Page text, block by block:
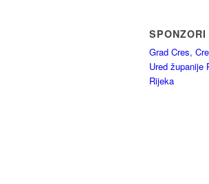
SPONZORI
Grad Cres,
Ured županije
Rijeka